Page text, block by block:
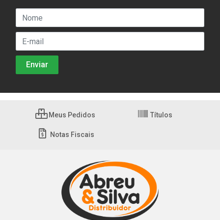
Meus Pedidos Títulos
Notas Fiscais